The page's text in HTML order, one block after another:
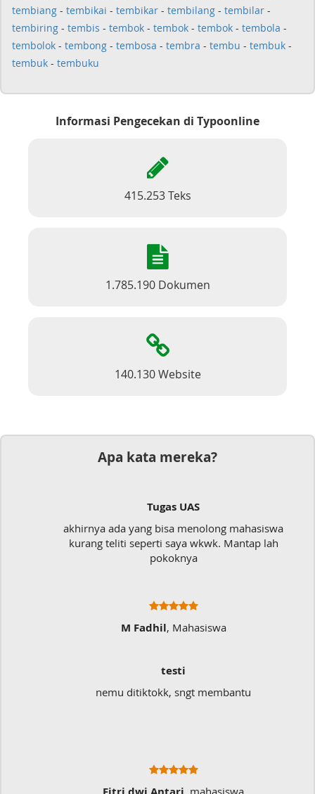
tembiang - tembikai - tembikar - tembilang - tembilar -
tembiring - tembis - tembok - tembok - tembok - tembola -
tembolok - tembong - tembosa - tembra - tembu - tembuk -
tembuk - tembuku
Informasi Pengecekan di Typoonline
415.253 Teks
1.785.190 Dokumen
140.130 Website
Apa kata mereka?
Tugas UAS
akhirnya ada yang bisa menolong mahasiswa
kurang teliti seperti saya wkwk. Mantap lah
pokoknya
, Mahasiswa
nemu ditiktokk, sngt membantu
, mahasiswa